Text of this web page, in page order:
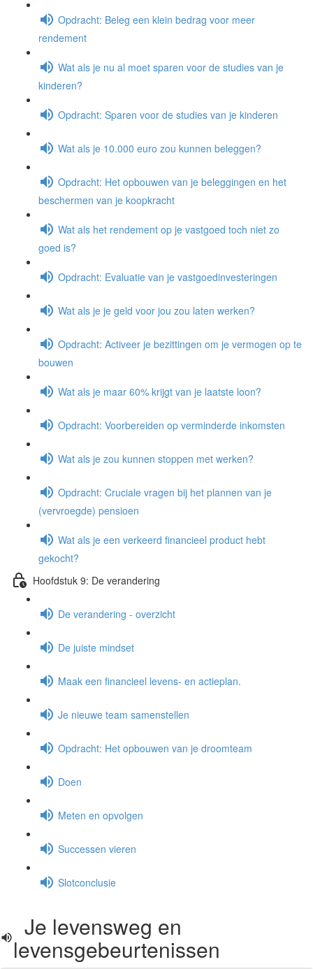
Opdracht: Beleg een klein bedrag voor meer
rendement
Wat als je nu al moet sparen voor de studies van je
kinderen?
Opdracht: Sparen voor de studies van je kinderen
Wat als je 10.000 euro zou kunnen beleggen?
Opdracht: Het opbouwen van je beleggingen en het
beschermen van je koopkracht
Wat als het rendement op je vastgoed toch niet zo
goed is?
Opdracht: Evaluatie van je vastgoedinvesteringen
Wat als je je geld voor jou zou laten werken?
Opdracht: Activeer je bezittingen om je vermogen op te
bouwen
Wat als je maar 60% krijgt van je laatste loon?
Opdracht: Voorbereiden op verminderde inkomsten
Wat als je zou kunnen stoppen met werken?
Opdracht: Cruciale vragen bij het plannen van je
(vervroegde) pensioen
Wat als je een verkeerd financieel product hebt
gekocht?
Hoofdstuk 9: De verandering
De verandering - overzicht
De juiste mindset
Maak een financieel levens- en actieplan.
Je nieuwe team samenstellen
Opdracht: Het opbouwen van je droomteam
Doen
Meten en opvolgen
Successen vieren
Slotconclusie
Je levensweg en
levensgebeurtenissen